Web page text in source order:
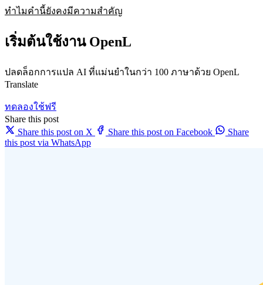
ทำไมคำนี้ยังคงมีความสำคัญ
เริ่มต้นใช้งาน OpenL
ปลดล็อกการแปล AI ที่แม่นยำในกว่า 100 ภาษาด้วย OpenL
Translate
ทดลองใช้ฟรี
Share this post
Share this post on X
Share this post on Facebook
Share
this post via WhatsApp